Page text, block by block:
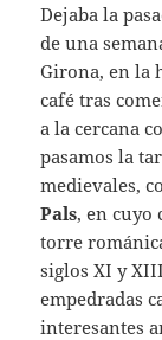
Dejaba la
de una
Girona, en la
café tras
a la cercana
pasamos la
medievales,
Pals, en cuyo
torre
siglos XI y
empedradas
interesantes